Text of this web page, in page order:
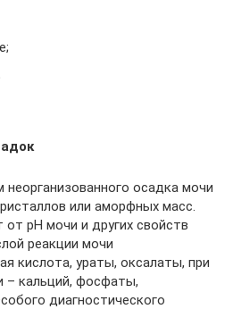
осадка мочи
или аморфных масс.
от рН мочи и других свойств
реакции мочи
кислота, ураты, оксалаты, при
– кальций, фосфаты,
диагностического